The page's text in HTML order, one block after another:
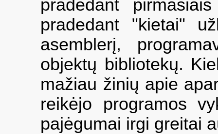
pradedant
pradedant "kietai"
asemblerį,
objektų bibliotekų.
mažiau žinių apie
reikėjo programos
pajėgumai irgi greitai